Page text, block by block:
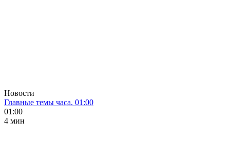
Новости
Главные темы часа. 01:00
01:00
4 мин